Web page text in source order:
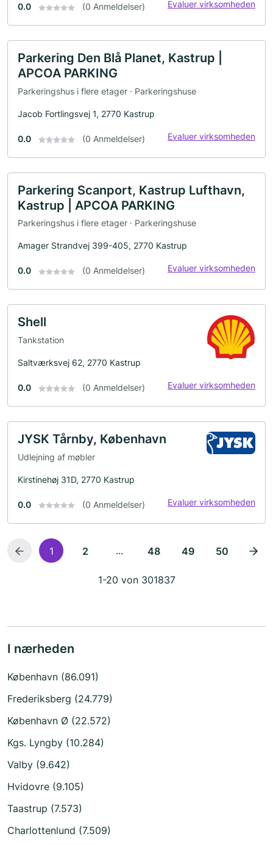
0.0 (0 Anmeldelser) Evaluer virksomheden
Parkering Den Blå Planet, Kastrup |
APCOA PARKING
Parkeringshus i flere etager · Parkeringshuse
Jacob Fortlingsvej 1, 2770 Kastrup
0.0 (0 Anmeldelser) Evaluer virksomheden
Parkering Scanport, Kastrup Lufthavn,
Kastrup | APCOA PARKING
Parkeringshus i flere etager · Parkeringshuse
Amager Strandvej 399-405, 2770 Kastrup
0.0 (0 Anmeldelser) Evaluer virksomheden
Shell
Tankstation
Saltværksvej 62, 2770 Kastrup
0.0 (0 Anmeldelser) Evaluer virksomheden
JYSK Tårnby, København
Udlejning af møbler
Kirstinehøj 31D, 2770 Kastrup
0.0 (0 Anmeldelser) Evaluer virksomheden
1 2 ... 48 49 50
1-20 von 301837
I nærheden
København (86.091)
Frederiksberg (24.779)
København Ø (22.572)
Kgs. Lyngby (10.284)
Valby (9.642)
Hvidovre (9.105)
Taastrup (7.573)
Charlottenlund (7.509)